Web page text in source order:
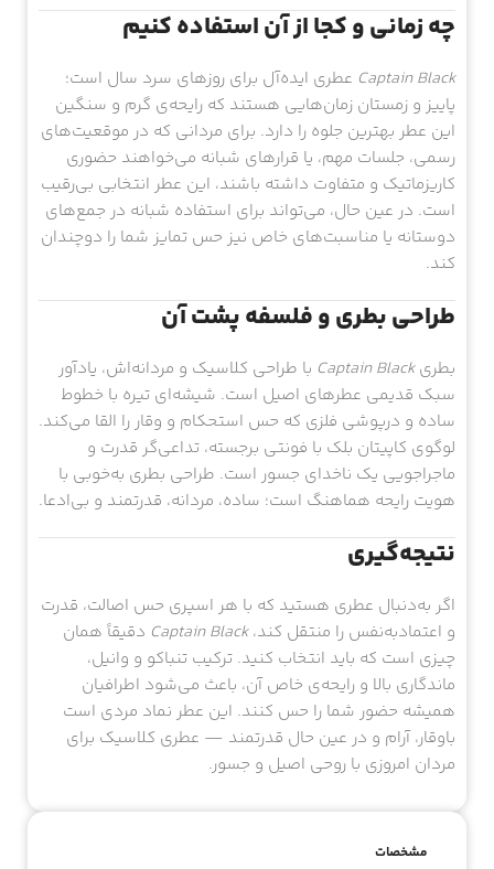
چه زمانی و کجا از آن استفاده کنیم
Captain Black عطری ایده‌آل برای روزهای سرد سال است؛
پاییز و زمستان زمان‌هایی هستند که رایحه‌ی گرم و سنگین
این عطر بهترین جلوه را دارد. برای مردانی که در موقعیت‌های
رسمی، جلسات مهم، یا قرارهای شبانه می‌خواهند حضوری
کاریزماتیک و متفاوت داشته باشند، این عطر انتخابی بی‌رقیب
است. در عین حال، می‌تواند برای استفاده شبانه در جمع‌های
دوستانه یا مناسبت‌های خاص نیز حس تمایز شما را دوچندان
کند.
طراحی بطری و فلسفه پشت آن
بطریCaptain Black با طراحی کلاسیک و مردانه‌اش، یادآور
سبک قدیمی عطرهای اصیل است. شیشه‌ای تیره با خطوط
ساده و درپوشی فلزی که حس استحکام و وقار را القا می‌کند.
لوگوی کاپیتان بلک با فونتی برجسته، تداعی‌گر قدرت و
ماجراجویی یک ناخدای جسور است. طراحی بطری به‌خوبی با
هویت رایحه هماهنگ است؛ ساده، مردانه، قدرتمند و بی‌ادعا.
نتیجه‌گیری
اگر به‌دنبال عطری هستید که با هر اسپری حس اصالت، قدرت
و اعتمادبه‌نفس را منتقل کند،Captain Black دقیقاً همان
چیزی است که باید انتخاب کنید. ترکیب تنباکو و وانیل،
ماندگاری بالا و رایحه‌ی خاص آن، باعث می‌شود اطرافیان
همیشه حضور شما را حس کنند. این عطر نماد مردی است
باوقار، آرام و در عین حال قدرتمند — عطری کلاسیک برای
مردان امروزی با روحی اصیل و جسور.
مشخصات